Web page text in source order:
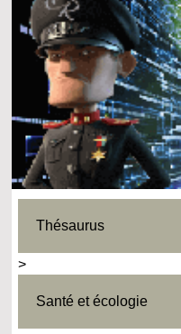
Thésaurus
>
Santé et écologie